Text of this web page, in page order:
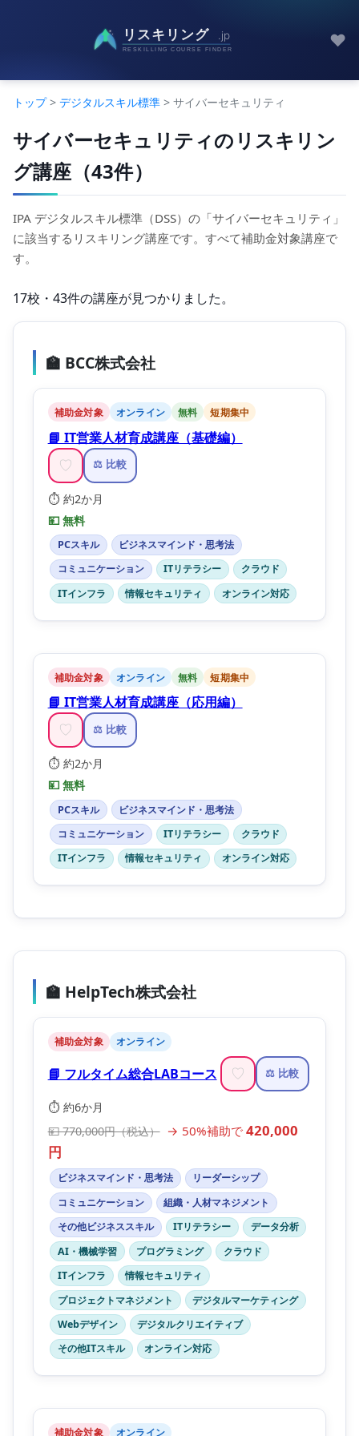
♥
トップ> デジタルスキル標準 > サイバーセキュリティ
サイバーセキュリティのリスキリン
グ講座（43件）
IPA デジタルスキル標準（DSS）の「サイバーセキュリティ」
に該当するリスキリング講座です。すべて補助金対象講座で
す。
17校・43件の講座が見つかりました。
🏫 BCC株式会社
補助金対象 オンライン 無料 短期集中
📘 IT営業人材育成講座（基礎編）
♡ ⚖️ 比較
⏱️ 約2か月
💴 無料
PCスキル
ビジネスマインド・思考法
コミュニケーション
ITリテラシー
クラウド
ITインフラ
情報セキュリティ オンライン対応
補助金対象 オンライン 無料 短期集中
📘 IT営業人材育成講座（応用編）
♡ ⚖️ 比較
⏱️ 約2か月
💴 無料
PCスキル
ビジネスマインド・思考法
コミュニケーション
ITリテラシー
クラウド
ITインフラ
情報セキュリティ オンライン対応
🏫 HelpTech株式会社
補助金対象 オンライン
📘 フルタイム総合LABコース ♡ ⚖️ 比較
⏱️ 約6か月
💴 770,000円（税込） → 50%補助で 420,000
円
ビジネスマインド・思考法
リーダーシップ
コミュニケーション
組織・人材マネジメント
その他ビジネススキル
ITリテラシー
データ分析
AI・機械学習
プログラミング
クラウド
ITインフラ
情報セキュリティ
プロジェクトマネジメント
デジタルマーケティング
Webデザイン
デジタルクリエイティブ
その他ITスキル
オンライン対応
補助金対象 オンライン